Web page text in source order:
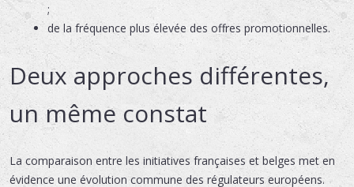
;
de la fréquence plus élevée des offres promotionnelles.
Deux approches différentes,
un même constat
La comparaison entre les initiatives françaises et belges met en
évidence une évolution commune des régulateurs européens.